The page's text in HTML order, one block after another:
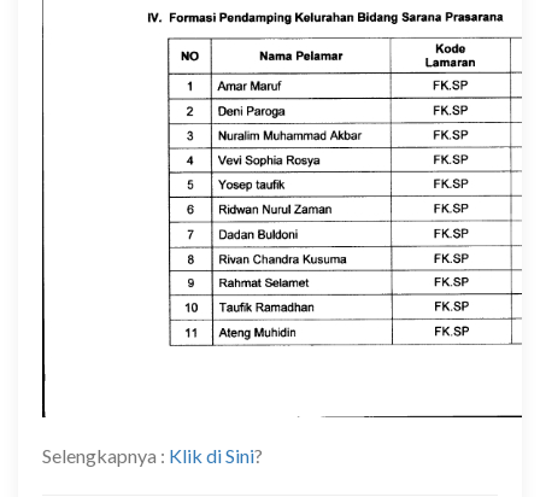
Selengkapnya : Klik di Sini?